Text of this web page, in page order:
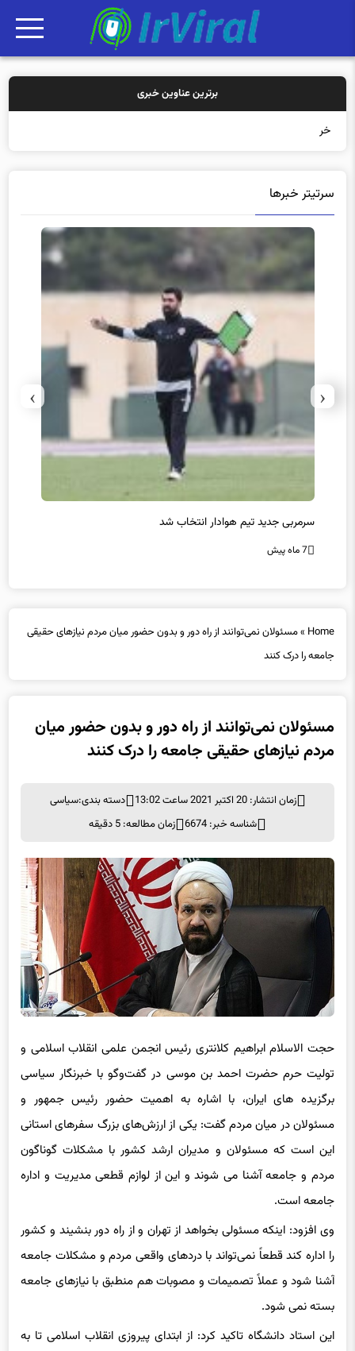
برترین عناوین خبری
خرید بیمه: سن
سرتیتر خبرها
سرمربی جدید تیم هوادار انتخاب شد
7 ماه پیش
‹
›
Home
»مسئولان نمی‌توانند از راه دور و بدون حضور میان مردم نیازهای حقیقی
جامعه را درک کنند
مسئولان نمی‌توانند از راه دور و بدون حضور میان
مردم نیازهای حقیقی جامعه را درک کنند
زمان انتشار: 20 اکتبر 2021 ساعت 13:02 دسته بندی:سیاسی
شناسه خبر: 6674
زمان مطالعه: 5 دقیقه
حجت الاسلام ابراهیم کلانتری رئیس انجمن علمی انقلاب اسلامی و
تولیت حرم حضرت احمد بن موسی در گفت‌وگوبا خبرنگار سیاسی
برگزیده های ایران، با اشاره به اهمیت حضور رئیس جمهور و
مسئولان در میان مردم گفت: یکی از ارزش‌های بزرگ سفرهای استانی
این است که مسئولان و مدیران ارشد کشور با مشکلات گوناگون
مردم و جامعه آشنا می شوند و این از لوازم قطعی مدیریت و اداره
جامعه است.
وی افزود: اینکه مسئولی بخواهد از تهران و از راه دور بنشیند و کشور
را اداره کند قطعاً نمی‌تواند با دردهای واقعی مردم و مشکلات جامعه
آشنا شود و عملاً تصمیمات و مصوبات هم منطبق با نیازهای جامعه
بسته نمی شود.
این استاد دانشگاه تاکید کرد: از ابتدای پیروزی انقلاب اسلامی تا به